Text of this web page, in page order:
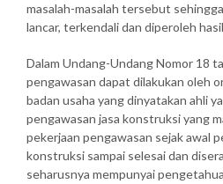
masalah-masalah tersebut
lancar, terkendali dan diperoleh
Dalam Undang-Undang Nomor 18
pengawasan dapat dilakukan oleh
badan usaha yang dinyatakan ahli
pengawasan jasa konstruksi yang
pekerjaan pengawasan sejak awal
konstruksi sampai selesai dan
seharusnya mempunyai